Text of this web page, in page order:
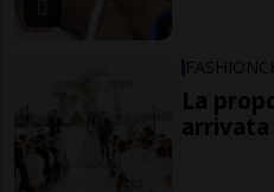
La
arrivata